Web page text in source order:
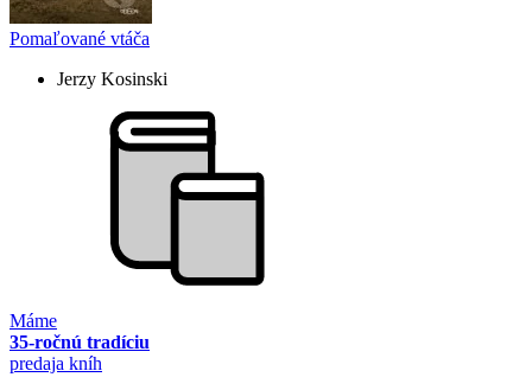
Pomaľované vtáča
Jerzy Kosinski
Máme
35-ročnú tradíciu
predaja kníh